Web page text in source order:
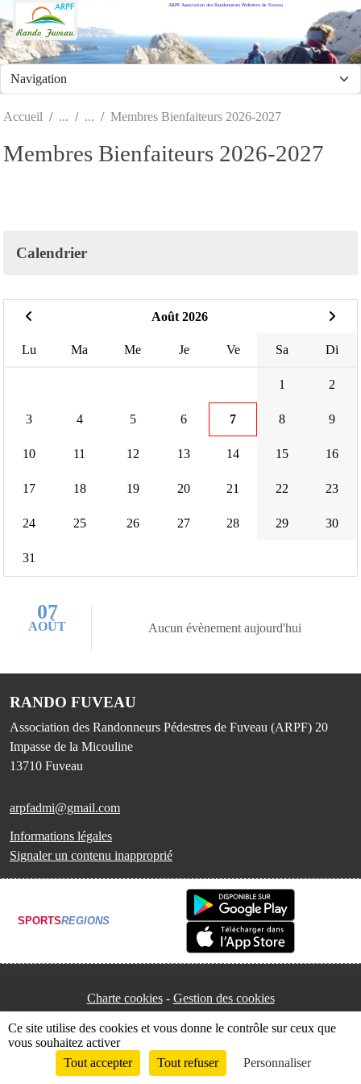
ARPF Association des Randonneurs Pédestres de Fuveau
Accueil Membres Bienfaiteurs 2026-2027
Membres Bienfaiteurs 2026-2027
Calendrier
Août 2026
Lu Ma Me Je Ve Sa Di
1 2
3 4 5 6 7 8 9
10 11 12 13 14 15 16
17 18 19 20 21 22 23
24 25 26 27 28 29 30
31
07
AOÛT Aucun évènement aujourd'hui
RANDO FUVEAU
Association des Randonneurs Pédestres de Fuveau (ARPF) 20
Impasse de la Micouline
13710 Fuveau
arpfadmi@gmail.com
Informations légales
Signaler un contenu inapproprié
SPORTSREGIONS
Charte cookies Gestion des cookies
Envie de participer ? Connexion
Panneau de gestion des cookies
Ce site utilise des cookies et vous donne le contrôle sur ceux que
vous souhaitez activer
Tout accepter
Tout refuser Personnaliser